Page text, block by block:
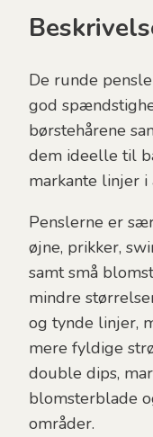
antal
De runde
god
børstehårene
dem ideelle til
markante linjer i
Penslerne er
øjne, prikker,
samt små
mindre
og tynde linjer,
mere fyldige
double dips,
blomsterblade
områder.